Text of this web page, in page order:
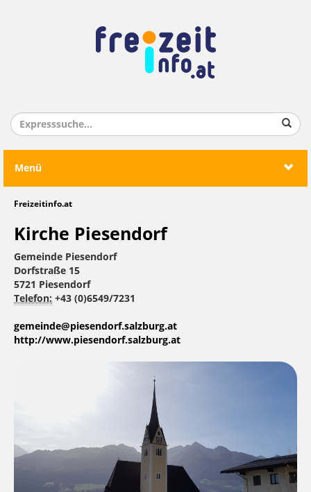
Menü
Freizeitinfo.at
Kirche Piesendorf
Gemeinde Piesendorf
Dorfstraße 15
5721 Piesendorf
Telefon: +43 (0)6549/7231
gemeinde@piesendorf.salzburg.at
http://www.piesendorf.salzburg.at